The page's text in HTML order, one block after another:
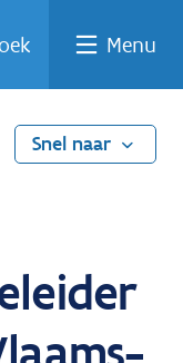
Menu
Snel naar